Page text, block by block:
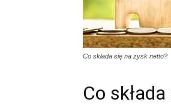
Co składa się na zysk netto?
Co